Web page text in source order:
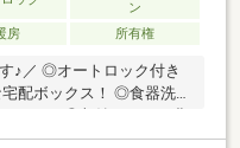
ン
房 所有権
♪／ ◎オートロック付き
配ボックス！ ◎食器洗浄